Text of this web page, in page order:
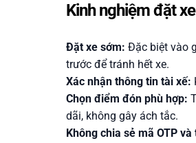
Kinh nghiệm đặt
Đặt xe sớm: Đặc biệt vào
trước để tránh hết xe.
Xác nhận thông tin tài xế:
Chọn điểm đón phù hợp:
dãi, không gây ách tắc.
Không chia sẻ mã OTP